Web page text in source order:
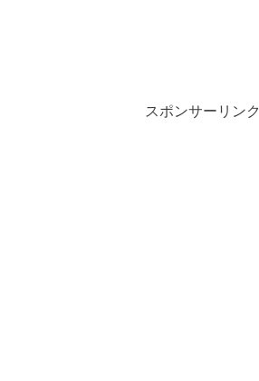
スポンサーリンク